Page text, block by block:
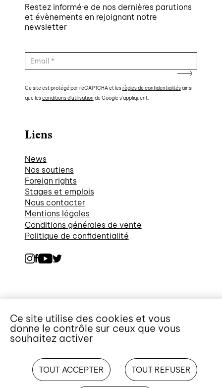
Restez informé·e de nos dernières parutions
et évènements en rejoignant notre
newsletter
Ce site est protégé par reCAPTCHA et lesrègles de confidentialitésainsi
que lesconditions d'utilisation de Google s'appliquent.
Liens
News
Nos soutiens
Foreign rights
Stages et emplois
Nous contacter
Mentions légales
Conditions générales de vente
Politique de confidentialité
Ce site utilise des cookies et vous
donne le contrôle sur ceux que vous
souhaitez activer
TOUT ACCEPTER TOUT REFUSER